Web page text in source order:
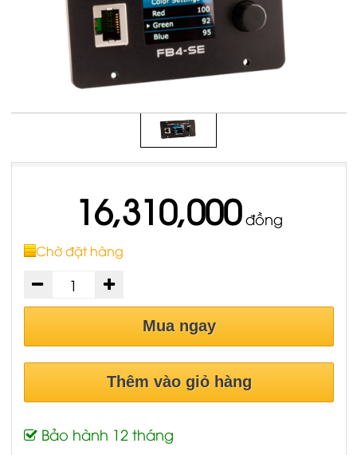
16,310,000đồng
Chờ đặt hàng
Mua ngay
Thêm vào giỏ hàng
Bảo hành 12 tháng